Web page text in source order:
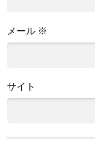
メール ※
サイト